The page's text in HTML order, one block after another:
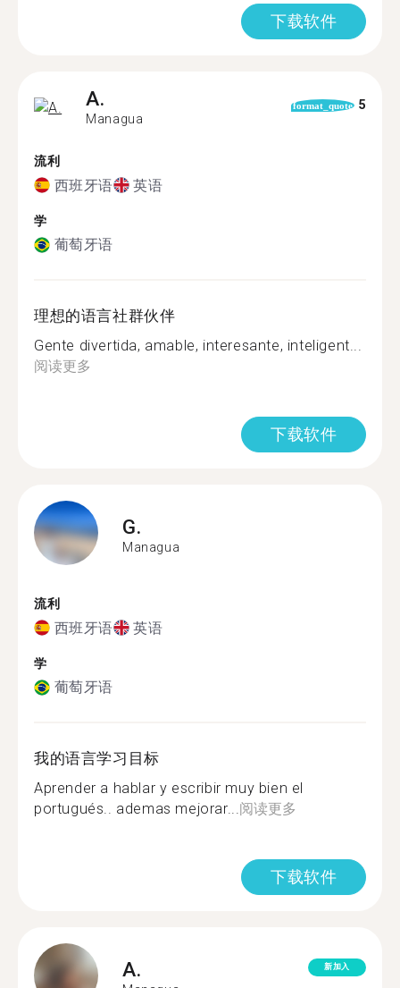
下载软件
A.
Managua
format_quote 5
流利
西班牙语 英语
学
葡萄牙语
理想的语言社群伙伴
Gente divertida, amable, interesante, inteligent...
阅读更多
下载软件
G.
Managua
流利
西班牙语 英语
学
葡萄牙语
我的语言学习目标
Aprender a hablar y escribir muy bien el
portugués.. ademas mejorar...阅读更多
下载软件
A. 新加入